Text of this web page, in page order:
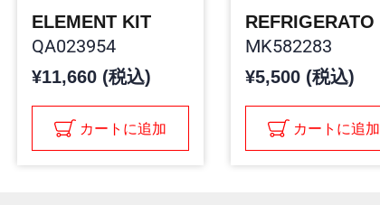
ELEMENT KIT
QA023954
¥11,660 (税込)
カートに追加
REFRIGERATO
MK582283
¥5,500 (税込)
カートに追加